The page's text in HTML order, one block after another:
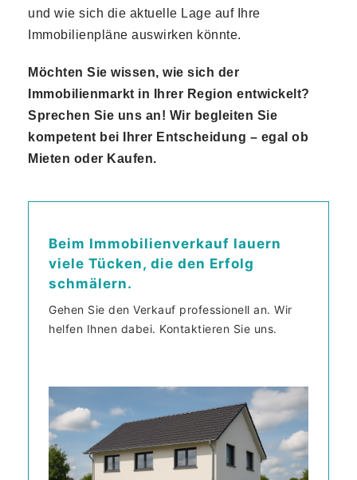
und wie sich die aktuelle Lage auf Ihre
Immobilienpläne auswirken könnte.
Möchten Sie wissen, wie sich der
Immobilienmarkt in Ihrer Region entwickelt?
Sprechen Sie uns an! Wir begleiten Sie
kompetent bei Ihrer Entscheidung – egal ob
Mieten oder Kaufen.
Beim Immobilienverkauf lauern
viele Tücken, die den Erfolg
schmälern.
Gehen Sie den Verkauf professionell an. Wir
helfen Ihnen dabei. Kontaktieren Sie uns.